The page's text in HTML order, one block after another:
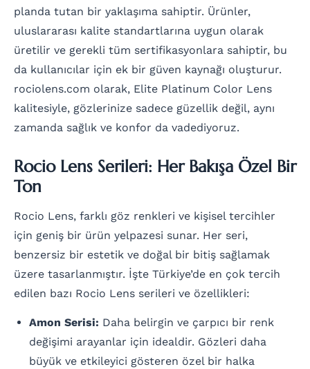
planda tutan bir yaklaşıma sahiptir. Ürünler,
uluslararası kalite standartlarına uygun olarak
üretilir ve gerekli tüm sertifikasyonlara sahiptir, bu
da kullanıcılar için ek bir güven kaynağı oluşturur.
rociolens.com olarak, Elite Platinum Color Lens
kalitesiyle, gözlerinize sadece güzellik değil, aynı
zamanda sağlık ve konfor da vadediyoruz.
Rocio Lens Serileri: Her Bakışa Özel Bir
Ton
Rocio Lens, farklı göz renkleri ve kişisel tercihler
için geniş bir ürün yelpazesi sunar. Her seri,
benzersiz bir estetik ve doğal bir bitiş sağlamak
üzere tasarlanmıştır. İşte Türkiye’de en çok tercih
edilen bazı Rocio Lens serileri ve özellikleri:
Amon Serisi: Daha belirgin ve çarpıcı bir renk
değişimi arayanlar için idealdir. Gözleri daha
büyük ve etkileyici gösteren özel bir halka